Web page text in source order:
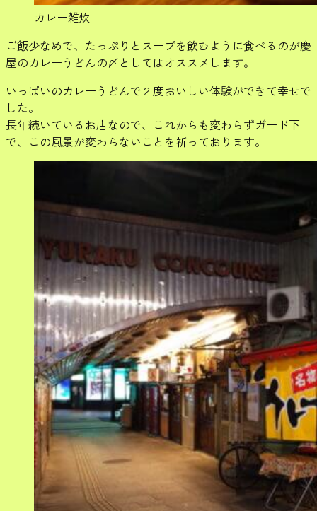
カレー雑炊
ご飯少なめで、たっぷりとスープを飲むように食べるのが慶
屋のカレーうどんの〆としてはオススメします。
いっぱいのカレーうどんで２度おいしい体験ができて幸せで
した。
長年続いているお店なので、これからも変わらずガード下
で、この風景が変わらないことを祈っております。